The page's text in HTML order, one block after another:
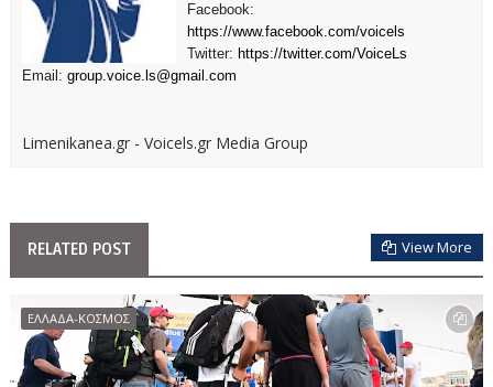
Facebook:
https://www.facebook.com/voicels
Twitter: https://twitter.com/VoiceLs
Email: group.voice.ls@gmail.com
Limenikanea.gr - Voicels.gr Media Group
RELATED POST View More
ΕΛΛΑΔΑ-ΚΟΣΜΟΣ